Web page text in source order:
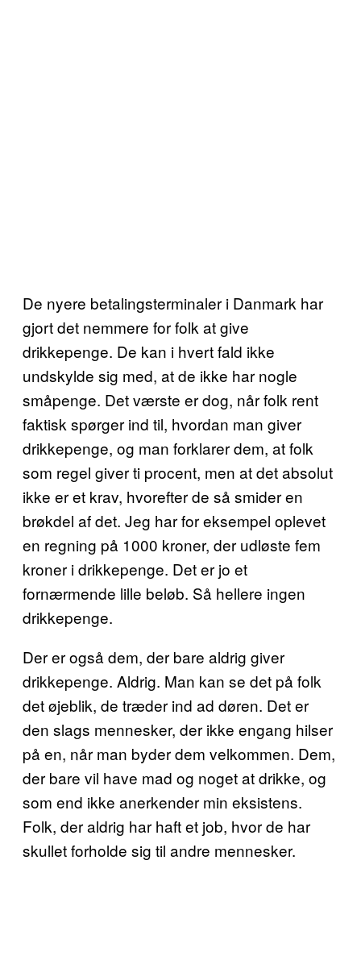
De nyere betalingsterminaler i Danmark har
gjort det nemmere for folk at give
drikkepenge. De kan i hvert fald ikke
undskylde sig med, at de ikke har nogle
småpenge. Det værste er dog, når folk rent
faktisk spørger ind til, hvordan man giver
drikkepenge, og man forklarer dem, at folk
som regel giver ti procent, men at det absolut
ikke er et krav, hvorefter de så smider en
brøkdel af det. Jeg har for eksempel oplevet
en regning på 1000 kroner, der udløste fem
kroner i drikkepenge. Det er jo et
fornærmende lille beløb. Så hellere ingen
drikkepenge.
Der er også dem, der bare aldrig giver
drikkepenge. Aldrig. Man kan se det på folk
det øjeblik, de træder ind ad døren. Det er
den slags mennesker, der ikke engang hilser
på en, når man byder dem velkommen. Dem,
der bare vil have mad og noget at drikke, og
som end ikke anerkender min eksistens.
Folk, der aldrig har haft et job, hvor de har
skullet forholde sig til andre mennesker.